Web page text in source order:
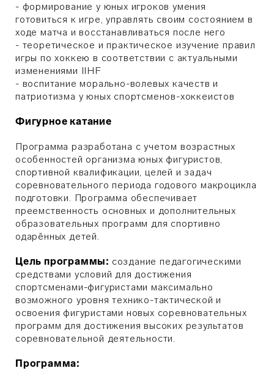
- формирование у юных игроков умения
готовиться к игре, управлять своим состоянием в
ходе матча и восстанавливаться после него
- теоретическое и практическое изучение правил
игры по хоккею в соответствии с актуальными
изменениями IIHF
- воспитание морально-волевых качеств и
патриотизма у юных спортсменов-хоккеистов
Фигурное катание
Программа разработана с учетом возрастных
особенностей организма юных фигуристов,
спортивной квалификации, целей и задач
соревновательного периода годового макроцикла
подготовки. Программа обеспечивает
преемственность основных и дополнительных
образовательных программ для спортивно
одарённых детей.
Цель программы: создание педагогическими
средствами условий для достижения
спортсменами-фигуристами максимально
возможного уровня технико-тактической и
освоения фигуристами новых соревновательных
программ для достижения высоких результатов
соревновательной деятельности.
Программа: